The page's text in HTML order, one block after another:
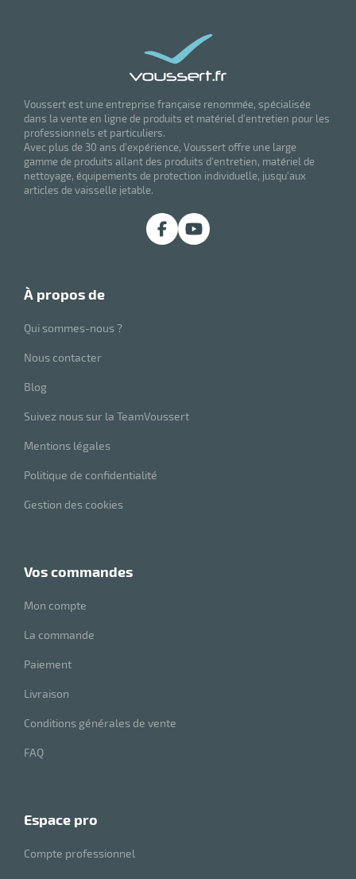
Voussert est une entreprise française renommée, spécialisée
dans la vente en ligne de produits et matériel d'entretien pour les
professionnels et particuliers.
Avec plus de 30 ans d'expérience, Voussert offre une large
gamme de produits allant des produits d'entretien, matériel de
nettoyage, équipements de protection individuelle, jusqu'aux
articles de vaisselle jetable.
à propos de
Qui sommes-nous ?
Nous contacter
Blog
Suivez nous sur la TeamVoussert
Mentions légales
Politique de confidentialité
Gestion des cookies
vos commandes
Mon compte
La commande
Paiement
Livraison
Conditions générales de vente
FAQ
espace pro
Compte professionnel